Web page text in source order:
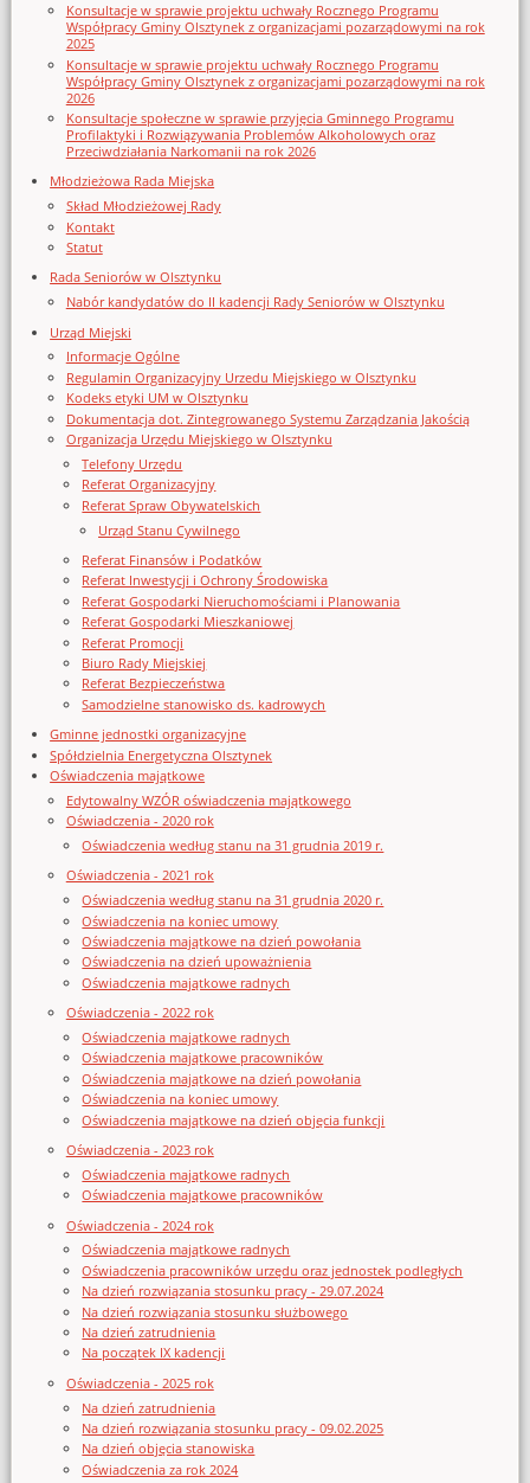
Konsultacje w sprawie projektu uchwały Rocznego Programu
Współpracy Gminy Olsztynek z organizacjami pozarządowymi na rok
2025
Konsultacje w sprawie projektu uchwały Rocznego Programu
Współpracy Gminy Olsztynek z organizacjami pozarządowymi na rok
2026
Konsultacje społeczne w sprawie przyjęcia Gminnego Programu
Profilaktyki i Rozwiązywania Problemów Alkoholowych oraz
Przeciwdziałania Narkomanii na rok 2026
Młodzieżowa Rada Miejska
Skład Młodzieżowej Rady
Kontakt
Statut
Rada Seniorów w Olsztynku
Nabór kandydatów do II kadencji Rady Seniorów w Olsztynku
Urząd Miejski
Informacje Ogólne
Regulamin Organizacyjny Urzedu Miejskiego w Olsztynku
Kodeks etyki UM w Olsztynku
Dokumentacja dot. Zintegrowanego Systemu Zarządzania Jakością
Organizacja Urzędu Miejskiego w Olsztynku
Telefony Urzędu
Referat Organizacyjny
Referat Spraw Obywatelskich
Urząd Stanu Cywilnego
Referat Finansów i Podatków
Referat Inwestycji i Ochrony Środowiska
Referat Gospodarki Nieruchomościami i Planowania
Referat Gospodarki Mieszkaniowej
Referat Promocji
Biuro Rady Miejskiej
Referat Bezpieczeństwa
Samodzielne stanowisko ds. kadrowych
Gminne jednostki organizacyjne
Spółdzielnia Energetyczna Olsztynek
Oświadczenia majątkowe
Edytowalny WZÓR oświadczenia majątkowego
Oświadczenia - 2020 rok
Oświadczenia według stanu na 31 grudnia 2019 r.
Oświadczenia - 2021 rok
Oświadczenia według stanu na 31 grudnia 2020 r.
Oświadczenia na koniec umowy
Oświadczenia majątkowe na dzień powołania
Oświadczenia na dzień upoważnienia
Oświadczenia majątkowe radnych
Oświadczenia - 2022 rok
Oświadczenia majątkowe radnych
Oświadczenia majątkowe pracowników
Oświadczenia majątkowe na dzień powołania
Oświadczenia na koniec umowy
Oświadczenia majątkowe na dzień objęcia funkcji
Oświadczenia - 2023 rok
Oświadczenia majątkowe radnych
Oświadczenia majątkowe pracowników
Oświadczenia - 2024 rok
Oświadczenia majątkowe radnych
Oświadczenia pracowników urzędu oraz jednostek podległych
Na dzień rozwiązania stosunku pracy - 29.07.2024
Na dzień rozwiązania stosunku służbowego
Na dzień zatrudnienia
Na początek IX kadencji
Oświadczenia - 2025 rok
Na dzień zatrudnienia
Na dzień rozwiązania stosunku pracy - 09.02.2025
Na dzień objęcia stanowiska
Oświadczenia za rok 2024